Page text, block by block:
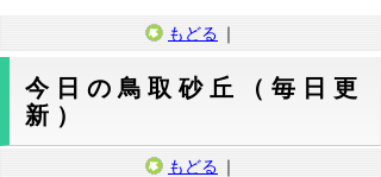
もどる ｜
今日の鳥取砂丘（毎日更
新）
もどる ｜